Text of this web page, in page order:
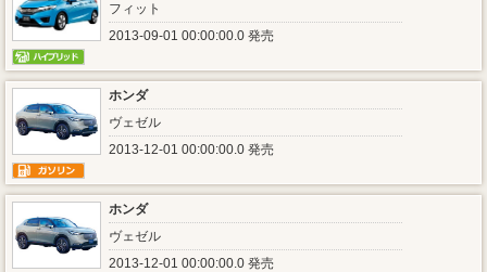
フィット
2013-09-01 00:00:00.0 発売
ホンダ
ヴェゼル
2013-12-01 00:00:00.0 発売
ホンダ
ヴェゼル
2013-12-01 00:00:00.0 発売